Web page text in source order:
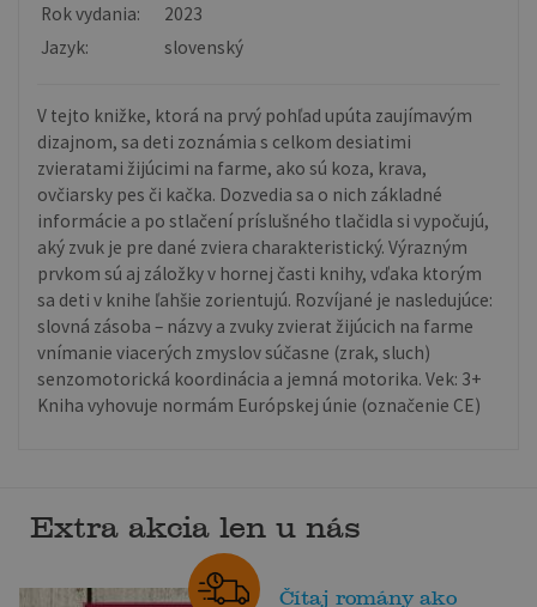
Rok vydania:
2023
Jazyk:
slovenský
V tejto knižke, ktorá na prvý pohľad upúta zaujímavým
dizajnom, sa deti zoznámia s celkom desiatimi
zvieratami žijúcimi na farme, ako sú koza, krava,
ovčiarsky pes či kačka. Dozvedia sa o nich základné
informácie a po stlačení príslušného tlačidla si vypočujú,
aký zvuk je pre dané zviera charakteristický. Výrazným
prvkom sú aj záložky v hornej časti knihy, vďaka ktorým
sa deti v knihe ľahšie zorientujú. Rozvíjané je nasledujúce:
slovná zásoba – názvy a zvuky zvierat žijúcich na farme
vnímanie viacerých zmyslov súčasne (zrak, sluch)
senzomotorická koordinácia a jemná motorika. Vek: 3+
Kniha vyhovuje normám Európskej únie (označenie CE)
Extra akcia len u nás
Čítaj romány ako